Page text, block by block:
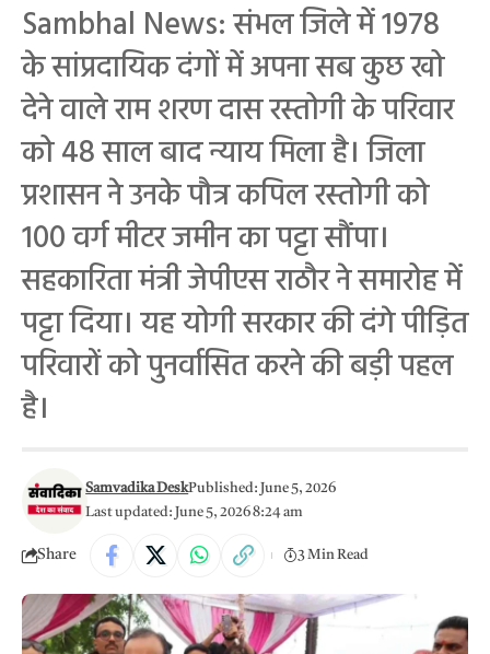
Sambhal News: संभल जिले में 1978
के सांप्रदायिक दंगों में अपना सब कुछ खो
देने वाले राम शरण दास रस्तोगी के परिवार
को 48 साल बाद न्याय मिला है। जिला
प्रशासन ने उनके पौत्र कपिल रस्तोगी को
100 वर्ग मीटर जमीन का पट्टा सौंपा।
सहकारिता मंत्री जेपीएस राठौर ने समारोह में
पट्टा दिया। यह योगी सरकार की दंगे पीड़ित
परिवारों को पुनर्वासित करने की बड़ी पहल
है।
Last updated: June 5, 2026 8:24 am
Samvadika DeskPublished: June 5, 2026
Share 3 Min Read